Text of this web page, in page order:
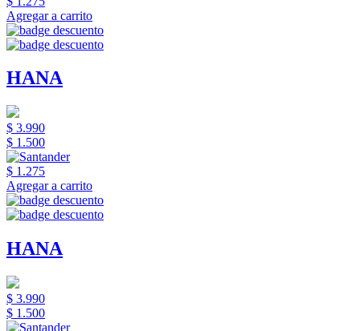
Agregar a carrito
HANA
$ 3.990
$ 1.500
$ 1.275
Agregar a carrito
HANA
$ 3.990
$ 1.500